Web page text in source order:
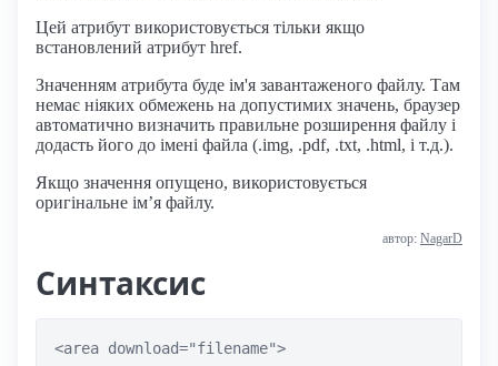
Цей атрибут використовується тільки якщо
встановлений атрибут href.
Значенням атрибута буде ім'я завантаженого файлу. Там
немає ніяких обмежень на допустимих значень, браузер
автоматично визначить правильне розширення файлу і
додасть його до імені файла (.img, .pdf, .txt, .html, і т.д.).
Якщо значення опущено, використовується
оригінальне ім’я файлу.
автор: NagarD
Синтаксис
<area download="filename">